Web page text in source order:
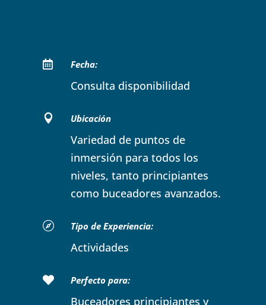
 Fecha:
Consulta disponibilidad
 Ubicación
Variedad de puntos de
inmersión para todos los
niveles, tanto principiantes
como buceadores avanzados.
 Tipo de Experiencia:
Actividades
 Perfecto para:
Buceadores principiantes y